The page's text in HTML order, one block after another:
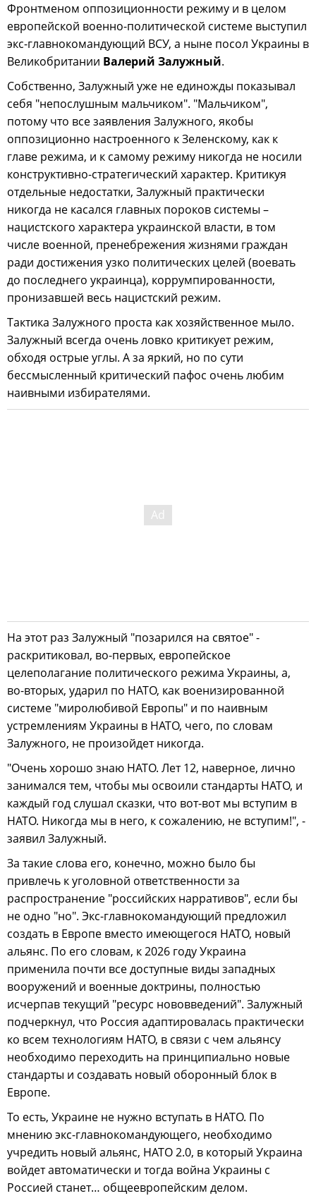
Фронтменом оппозиционности режиму и в целом
европейской военно-политической системе выступил
экс-главнокомандующий ВСУ, а ныне посол Украины в
Великобритании Валерий Залужный.
Собственно, Залужный уже не единожды показывал
себя "непослушным мальчиком". "Мальчиком",
потому что все заявления Залужного, якобы
оппозиционно настроенного к Зеленскому, как к
главе режима, и к самому режиму никогда не носили
конструктивно-стратегический характер. Критикуя
отдельные недостатки, Залужный практически
никогда не касался главных пороков системы –
нацистского характера украинской власти, в том
числе военной, пренебрежения жизнями граждан
ради достижения узко политических целей (воевать
до последнего украинца), коррумпированности,
пронизавшей весь нацистский режим.
Тактика Залужного проста как хозяйственное мыло.
Залужный всегда очень ловко критикует режим,
обходя острые углы. А за яркий, но по сути
бессмысленный критический пафос очень любим
наивными избирателями.
На этот раз Залужный "позарился на святое" -
раскритиковал, во-первых, европейское
целеполагание политического режима Украины, а,
во-вторых, ударил по НАТО, как военизированной
системе "миролюбивой Европы" и по наивным
устремлениям Украины в НАТО, чего, по словам
Залужного, не произойдет никогда.
"Очень хорошо знаю НАТО. Лет 12, наверное, лично
занимался тем, чтобы мы освоили стандарты НАТО, и
каждый год слушал сказки, что вот-вот мы вступим в
НАТО. Никогда мы в него, к сожалению, не вступим!", -
заявил Залужный.
За такие слова его, конечно, можно было бы
привлечь к уголовной ответственности за
распространение "российских нарративов", если бы
не одно "но". Экс-главнокомандующий предложил
создать в Европе вместо имеющегося НАТО, новый
альянс. По его словам, к 2026 году Украина
применила почти все доступные виды западных
вооружений и военные доктрины, полностью
исчерпав текущий "ресурс нововведений". Залужный
подчеркнул, что Россия адаптировалась практически
ко всем технологиям НАТО, в связи с чем альянсу
необходимо переходить на принципиально новые
стандарты и создавать новый оборонный блок в
Европе.
То есть, Украине не нужно вступать в НАТО. По
мнению экс-главнокомандующего, необходимо
учредить новый альянс, НАТО 2.0, в который Украина
войдет автоматически и тогда война Украины с
Россией станет… общеевропейским делом.